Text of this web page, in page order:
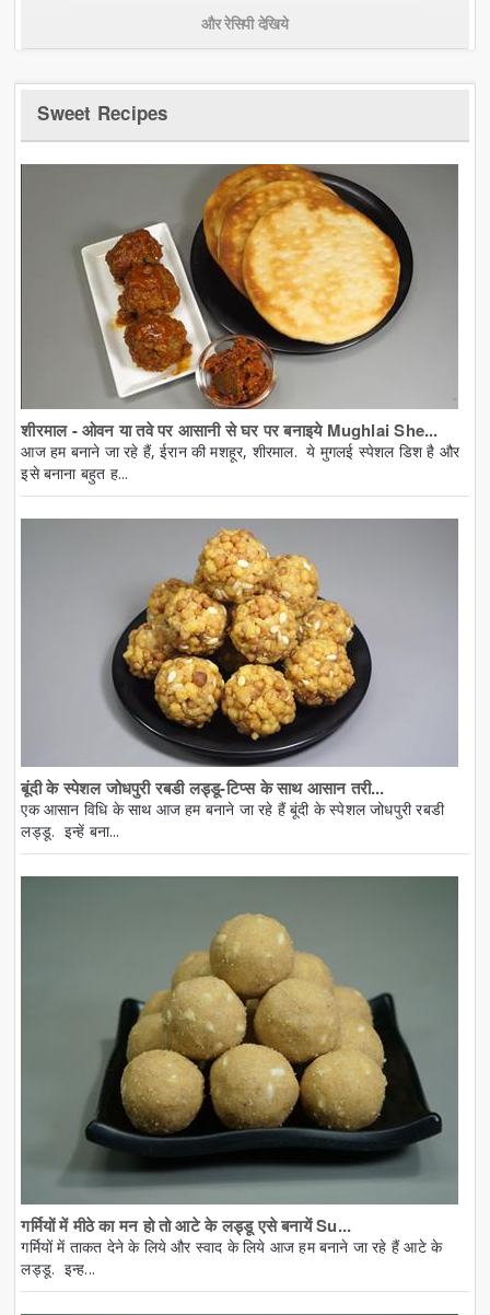
और रेसिपी देखिये
Sweet Recipes
शीरमाल - ओवन या तवे पर आसानी से घर पर बनाइये Mughlai She...
आज हम बनाने जा रहे हैं, ईरान की मशहूर, शीरमाल. ये मुगलई स्पेशल डिश है और
इसे बनाना बहुत ह...
बूंदी के स्पेशल जोधपुरी रबडी लड्डू-टिप्स के साथ आसान तरी...
एक आसान विधि के साथ आज हम बनाने जा रहे हैं बूंदी के स्पेशल जोधपुरी रबडी
लड्डू. इन्हें बना...
गर्मियों में मीठे का मन हो तो आटे के लड्डू एसे बनायें Su...
गर्मियों में ताकत देने के लिये और स्वाद के लिये आज हम बनाने जा रहे हैं आटे के
लड्डू. इन्ह...